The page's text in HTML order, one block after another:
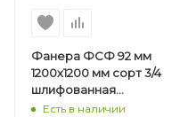
Фанера ФСФ 92 мм
1200х1200 мм сорт 3/4
шлифованная
березовая
Есть в наличии